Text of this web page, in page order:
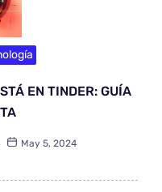
EN TINDER: GUÍA
May 5, 2024